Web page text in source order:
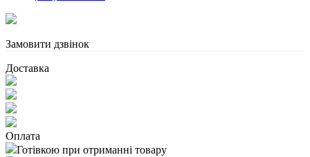
Замовити дзвінок
Доставка
Оплата
Готівкою при отриманні товару